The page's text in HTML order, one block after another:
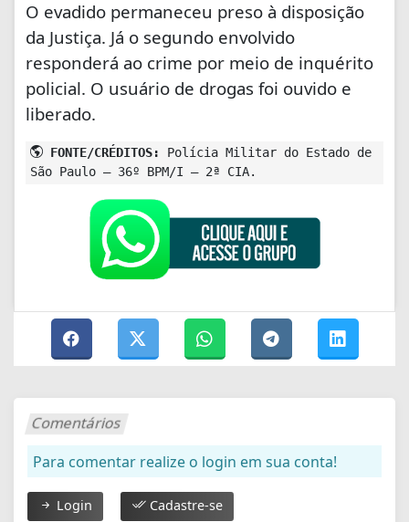
O evadido permaneceu preso à disposição
da Justiça. Já o segundo envolvido
responderá ao crime por meio de inquérito
policial. O usuário de drogas foi ouvido e
liberado.
FONTE/CRÉDITOS:
Polícia Militar do Estado de
São Paulo – 36º BPM/I – 2ª CIA.
Comentários
Para comentar realize o login em sua conta!
Login Cadastre-se